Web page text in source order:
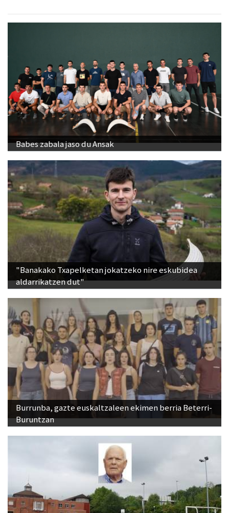
Babes zabala jaso du Ansak
"Banakako Txapelketan jokatzeko nire eskubidea
aldarrikatzen dut"
Burrunba, gazte euskaltzaleen ekimen berria Beterri-
Buruntzan